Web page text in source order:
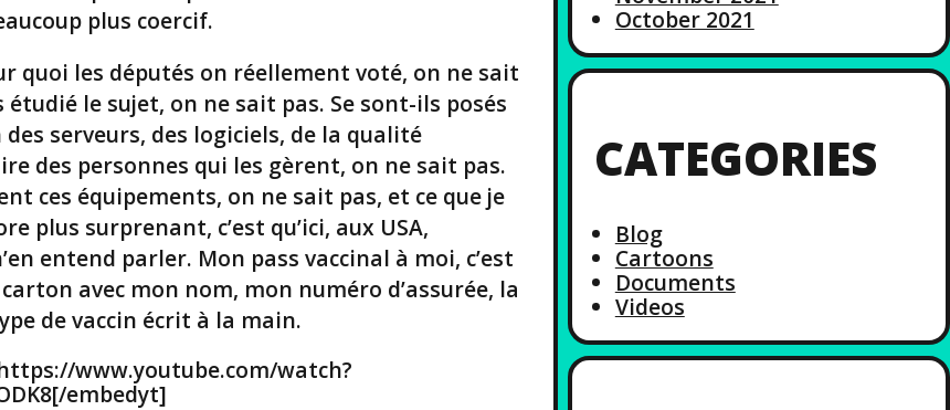
plus coercif.
quoi les députés on réellement voté, on ne sait
étudié le sujet, on ne sait pas. Se sont-ils posés
serveurs, des logiciels, de la qualité
des personnes qui les gèrent, on ne sait pas.
ces équipements, on ne sait pas, et ce que je
plus surprenant, c’est qu’ici, aux USA,
entend parler. Mon pass vaccinal à moi, c’est
avec mon nom, mon numéro d’assurée, la
de vaccin écrit à la main.
www.youtube.com/watch?
embedyt]
October 2021
CATEGORIES
Blog
Cartoons
Documents
Videos